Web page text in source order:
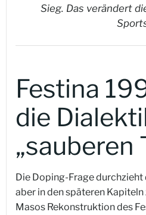
Sieg. Das verändert
Festina
die
„sauberen
Die Doping-Frage
aber in den späteren
Masos Rekonstruktion des